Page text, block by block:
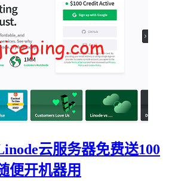
云服务器免费送100
便开机器用